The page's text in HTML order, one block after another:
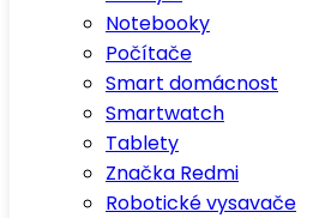
Notebooky
Počítače
Smart domácnost
Smartwatch
Tablety
Značka Redmi
Robotické vysavače